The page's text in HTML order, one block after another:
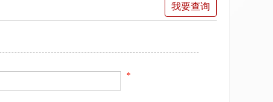
我要查询
*